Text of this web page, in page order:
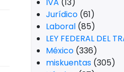
Jurídico (61)
Laboral (85)
LEY FEDERAL DEL
México (336)
miskuentas (305)